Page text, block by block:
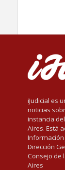
iJudicial es
noticias
instancia
Aires. Está
Información
Dirección
Consejo de
Aires